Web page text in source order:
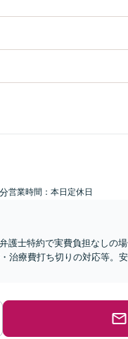
営業時間：本日定休日
護士特約で実費負担なしの
治療費打ち切りの対応等。